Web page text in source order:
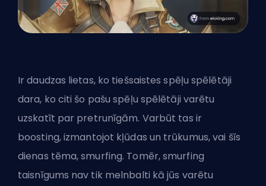
Ir daudzas lietas, ko tiešsaistes spēļu spēlētāji
dara, ko citi šo pašu spēļu spēlētāji varētu
uzskatīt par pretrunīgām. Varbūt tas ir
boosting,izmantojot kļūdas un trūkumus, vai šīs
dienas tēma, smurfing. Tomēr, smurfing
taisnīgums nav tik melnbalti kā jūs varētu